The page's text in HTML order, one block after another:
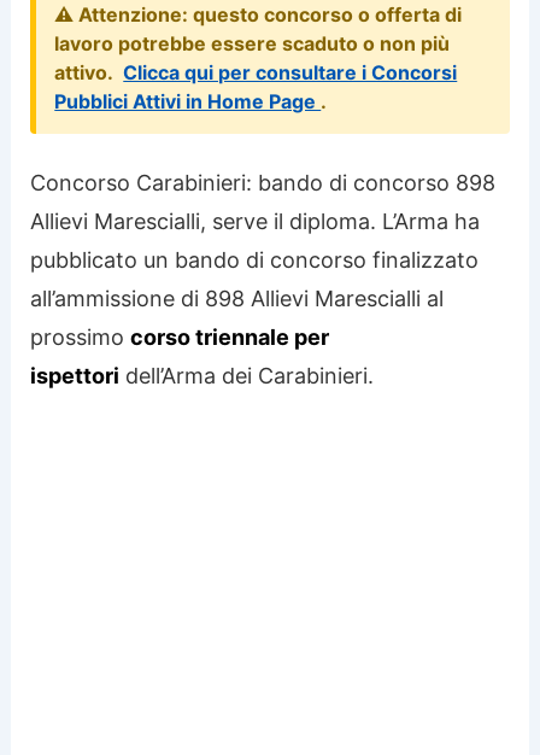
⚠️ Attenzione: questo concorso o offerta di
lavoro potrebbe essere scaduto o non più
attivo. Clicca qui per consultare i Concorsi
Pubblici Attivi in Home Page .
Concorso Carabinieri: bando di concorso 898
Allievi Marescialli, serve il diploma. L’Arma ha
pubblicato un bando di concorso finalizzato
all’ammissione di 898 Allievi Marescialli al
prossimocorso triennale per
ispettori dell’Arma dei Carabinieri.